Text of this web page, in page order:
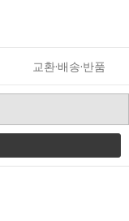
교환·배송·반품